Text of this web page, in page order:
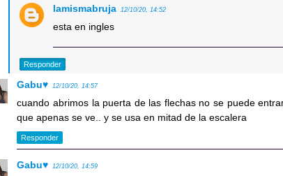
lamismabruja 12/10/20, 14:52
esta en ingles
Responder
Gabu♥ 12/10/20, 14:57
cuando abrimos la puerta de las flechas no se puede
que apenas se ve.. y se usa en mitad de la escalera
Responder
Gabu♥ 12/10/20, 14:59